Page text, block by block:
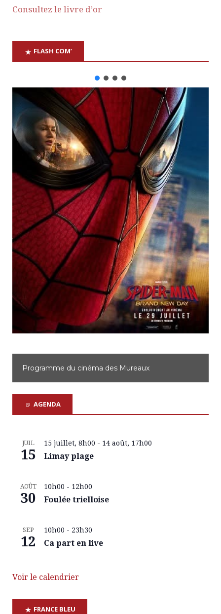
Consultez le livre d’or
FLASH COM’
Programme du cinéma des Mureaux
AGENDA
JUIL
15
15 juillet, 8h00 - 14 août, 17h00
Limay plage
AOÛT
30
10h00 - 12h00
Foulée trielloise
SEP
12
10h00 - 23h30
Ca part en live
Voir le calendrier
FRANCE BLEU